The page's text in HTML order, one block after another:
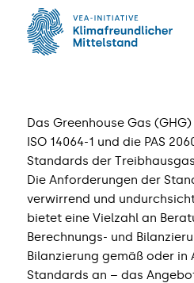
Das Greenhouse Gas
ISO 14064-1 und die PAS
Standards der
Die Anforderungen der
verwirrend und
bietet eine Vielzahl an
Berechnungs- und
Bilanzierung gemäß oder in
Standards an – das